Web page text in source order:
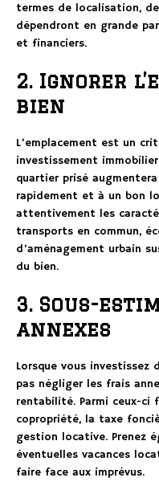
termes de localisation,
dépendront en grande
et financiers.
2. Ignorer
bien
L’emplacement est un
investissement
quartier prisé
rapidement et à un bon
attentivement les
transports en commun,
d’aménagement urbain
du bien.
3. Sous-
annexes
Lorsque vous
pas négliger les frais
rentabilité. Parmi ceux-ci
copropriété, la taxe
gestion locative. Prenez
éventuelles vacances
faire face aux imprévus.